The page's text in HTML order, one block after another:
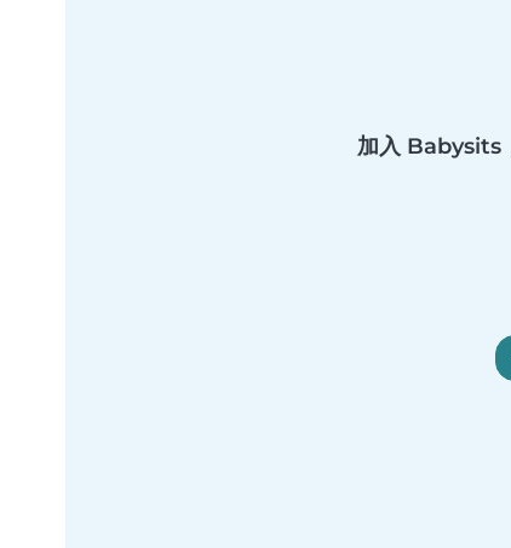
加入 Babysits